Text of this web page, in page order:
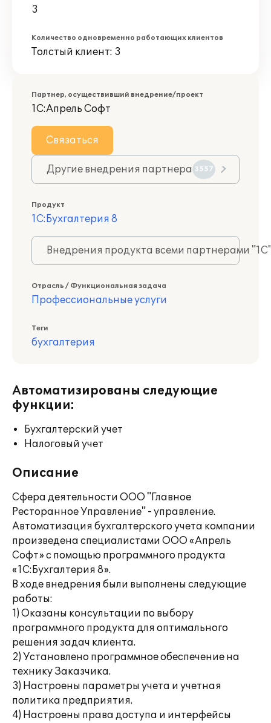
3
Количество одновременно работающих клиентов
Толстый клиент: 3
Партнер, осуществивший внедрение/проект
1С:Апрель Софт
Связаться
Другие внедрения партнера 3557
Продукт
1С:Бухгалтерия 8
Внедрения продукта всеми партнерами
Отрасль / Функциональная задача
Профессиональные услуги
Теги
бухгалтерия
Автоматизированы следующие
функции:
Бухгалтерский учет
Налоговый учет
Описание
Сфера деятельности ООО "Главное
Ресторанное Управление" - управление.
Автоматизация бухгалтерского учета компании
произведена специалистами ООО «Апрель
Софт» с помощью программного продукта
«1С:Бухгалтерия 8».
В ходе внедрения были выполнены следующие
работы:
1) Оказаны консультации по выбору
программного продукта для оптимального
решения задач клиента.
2) Установлено программное обеспечение на
технику Заказчика.
3) Настроены параметры учета и учетная
политика предприятия.
4) Настроены права доступа и интерфейсы